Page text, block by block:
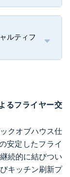
ルティフ
るフライヤー交
クオブハウス仕
安定したフライ
続的に結びつい
キッチン刷新プ